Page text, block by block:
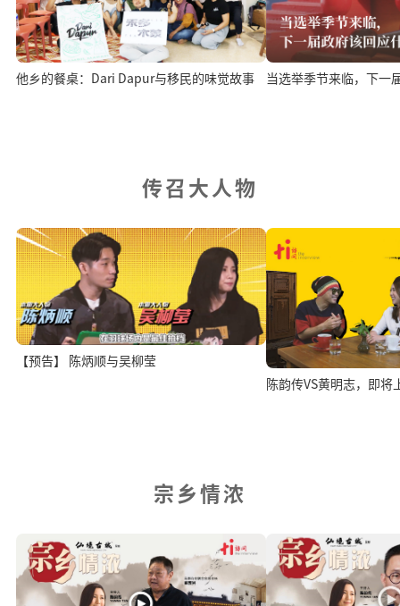
他乡的餐桌：Dari Dapur与移民的味觉故事 当选举季节来临，下一
传召大人物
【预告】 陈炳顺与吴柳莹
陈韵传VS黄明志，即将
宗乡情浓